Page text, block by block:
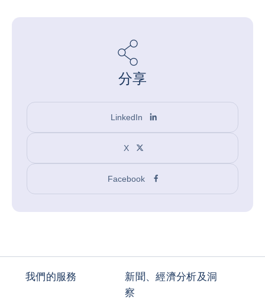
分享
LinkedIn
X
Facebook
我們的服務
新聞、經濟分析及洞
察